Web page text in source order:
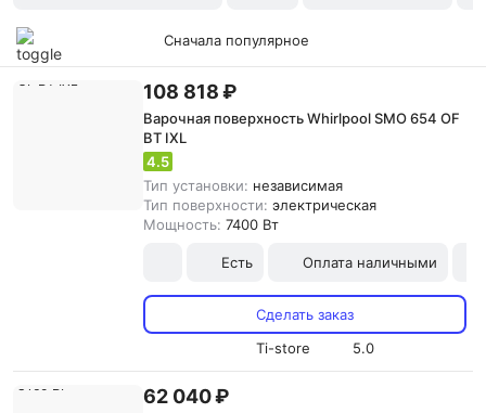
Сначала популярное
108 818 ₽
Варочная поверхность Whirlpool SMO 654 OF
BT IXL
4.5
Тип установки: независимая
Тип поверхности: электрическая
Мощность: 7400 Вт
Есть Оплата наличными
Сделать заказ
Ti-store
5.0
62 040 ₽